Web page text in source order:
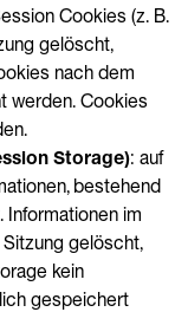
Cookies (z. B.
gelöscht,
nach dem
werden. Cookies
Storage): auf
bestehend
Informationen im
gelöscht,
kein
gespeichert